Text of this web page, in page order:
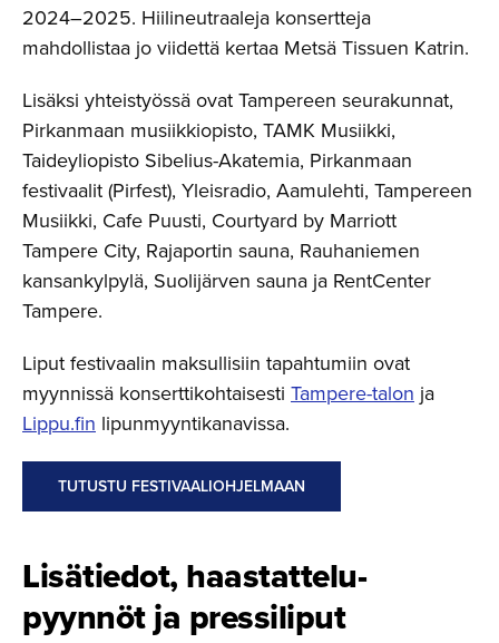
2024–2025. Hiilineutraaleja konsertteja
mahdollistaa jo viidettä kertaa Metsä Tissuen Katrin.
Lisäksi yhteistyössä ovat Tampereen seurakunnat,
Pirkanmaan musiikkiopisto, TAMK Musiikki,
Taideyliopisto Sibelius-Akatemia, Pirkanmaan
festivaalit (Pirfest), Yleisradio, Aamulehti, Tampereen
Musiikki, Cafe Puusti, Courtyard by Marriott
Tampere City, Rajaportin sauna, Rauhaniemen
kansankylpylä, Suolijärven sauna ja RentCenter
Tampere.
Liput festivaalin maksullisiin tapahtumiin ovat
myynnissä konserttikohtaisesti Tampere-talon ja
Lippu.fin lipunmyyntikanavissa.
TUTUSTU FESTIVAALIOHJELMAAN
Lisätiedot, haastatte­lu­
pyynnöt ja pressiliput